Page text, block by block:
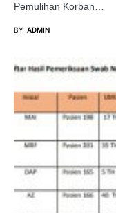
Pemulihan Korban…
BY ADMIN